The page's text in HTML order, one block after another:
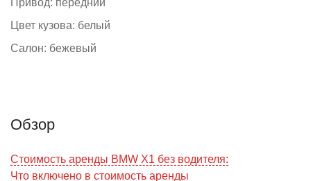
Цвет кузовa: белый
Салон: бежевый
Обзор
Стоимость аренды BMW X1 без водителя:
Что включено в стоимость аренды